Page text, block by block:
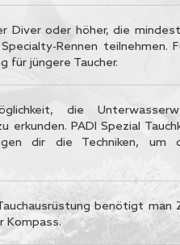
Diver oder höher, die
Rennen teilnehmen.
für jüngere Taucher.
die
erkunden. PADI Spezial
dir die Techniken, um
benötigt man
Kompass.